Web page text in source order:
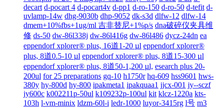
decart d-pocart 4 d-pocart4v d-pp1 d-ro-150 d-ro-50 d-tefit d-
uvlamp-14w dhg-9030b dhp-9052 dk-s3d dlfw-12 dlfw-14
dmem+10%fbs+1ug/ml 吉非替尼+1%p/s dna破碎仪夹具维
修 ds-50 dw-86l338j dw-86l416g dw-86l486 dycz-24dn ea
eppendorf xplorer® plus, 16道1-20 µl eppendorf xplorer®
plus, 8道0.5-10 µl eppendorf xplorer® plus, 8道15-300 µl
eppendorf xplorer® plus, 8道50-1,200 µl, esearch plus 20-
200ul for 25 preparations gq-10 h1750r hq-609 hss9601 hws-
380y hy-800d hy-800 ipakmeta1 ipakquaa1 jjcx-001 jy--sczf
jy600c k002211p-50ul k109232p-100ul kit klcz-1220a kts-
103h l-vm-minix ldzm-60l-i ledr-1000 luyor-3415rg l号 m3